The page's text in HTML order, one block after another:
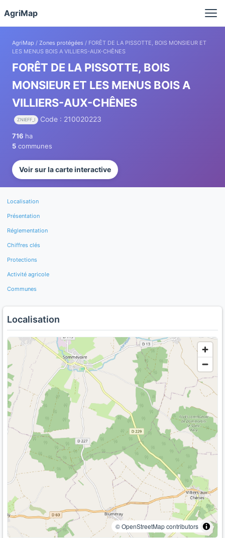
AgriMap
AgriMap / Zones protégées / FORÊT DE LA PISSOTTE, BOIS MONSIEUR ET
LES MENUS BOIS A VILLIERS-AUX-CHÊNES
FORÊT DE LA PISSOTTE, BOIS
MONSIEUR ET LES MENUS BOIS A
VILLIERS-AUX-CHÊNES
ZNIEFF_I Code : 210020223
716 ha
5 communes
Voir sur la carte interactive
Localisation
Présentation
Réglementation
Chiffres clés
Protections
Activité agricole
Communes
Localisation
© OpenStreetMap contributors